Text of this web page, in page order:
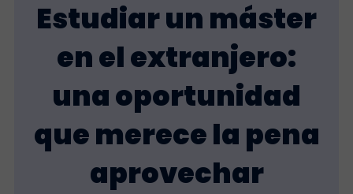
Estudiar un máster
en el extranjero:
una oportunidad
que merece la pena
aprovechar